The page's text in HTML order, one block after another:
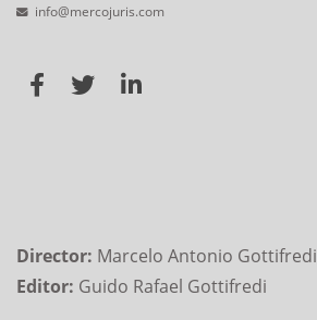
info@mercojuris.com
Director: Marcelo Antonio Gottifredi
Editor: Guido Rafael Gottifredi